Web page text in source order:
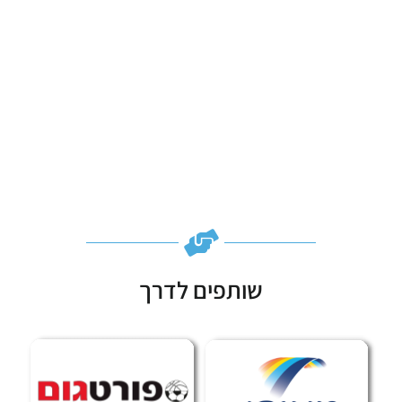
Subscribe
שותפים לדרך